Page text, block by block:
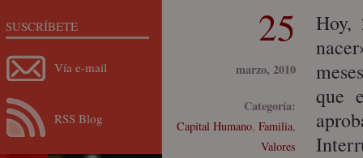
25
marzo, 2010
Categoría:
Capital Humano, Familia,
Valores
Hoy,
que
SUSCRÍBETE
Vía e-mail
RSS Blog